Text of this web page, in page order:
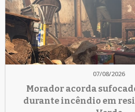
07/08/2026
Morador acorda
durante incêndio em